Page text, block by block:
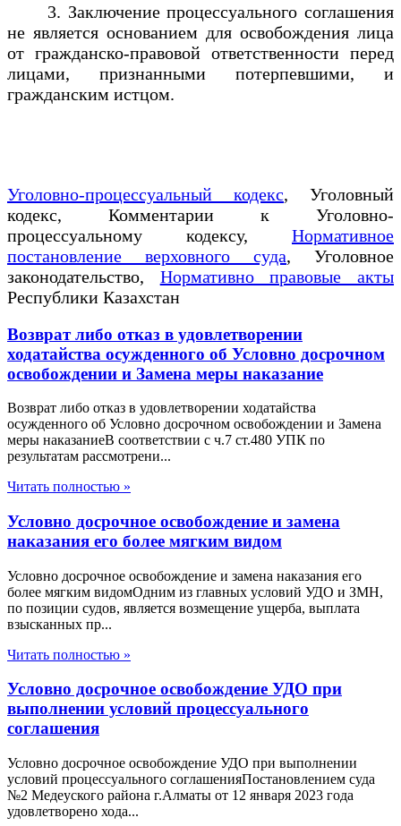
3. Заключение процессуального соглашения
не является основанием для освобождения лица
от гражданско-правовой ответственности перед
лицами, признанными потерпевшими, и
гражданским истцом.
Уголовно-процессуальный кодекс, Уголовный
кодекс, Комментарии к Уголовно-
процессуальному кодексу, Нормативное
постановление верховного суда, Уголовное
законодательство, Нормативно правовые акты
Республики Казахстан
Возврат либо отказ в удовлетворении
ходатайства осужденного об Условно досрочном
освобождении и Замена меры наказание
Возврат либо отказ в удовлетворении ходатайства
осужденного об Условно досрочном освобождении и Замена
меры наказаниеВ соответствии с ч.7 ст.480 УПК по
результатам рассмотрени...
Читать полностью »
Условно досрочное освобождение и замена
наказания его более мягким видом
Условно досрочное освобождение и замена наказания его
более мягким видомОдним из главных условий УДО и ЗМН,
по позиции судов, является возмещение ущерба, выплата
взысканных пр...
Читать полностью »
Условно досрочное освобождение УДО при
выполнении условий процессуального
соглашения
Условно досрочное освобождение УДО при выполнении
условий процессуального соглашенияПостановлением суда
№2 Медеуского района г.Алматы от 12 января 2023 года
удовлетворено хода...